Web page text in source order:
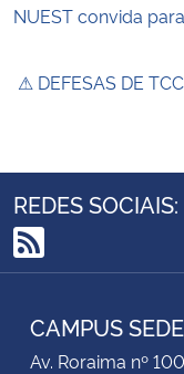
Planalto
NUEST convida
⚠ DEFESAS DE
REDES SOCIAIS:
RSS
CAMPUS SEDE
Av. Roraima nº